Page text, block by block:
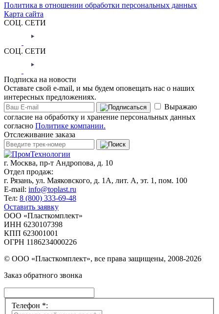
Политика в отношении обработки персональных данных
Карта сайта
СОЦ. СЕТИ
СОЦ. СЕТИ
Подписка на новости
Оставьте свой e-mail, и мы будем оповещать нас о наших
интересных предложениях.
Выражаю
согласие на обработку и хранение персональных данных
согласно Политике компании.
Отслеживание заказа
г. Москва, пр-т Андропова, д. 10
Отдел продаж:
г. Рязань, ул. Маяковского, д. 1А, лит. А, эт. 1, пом. 100
E-mail: info@toplast.ru
Тел: 8 (800) 333-69-48
Оставить заявку
ООО «Пласткомплект»
ИНН 6230107398
КПП 623001001
ОГРН 1186234000226
© ООО «Пласткомплект», все права защищены, 2008-2026
Заказ обратного звонка
Телефон *: